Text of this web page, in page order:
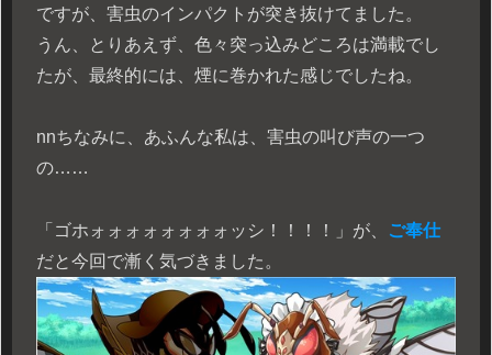
ですが、害虫のインパクトが突き抜けてました。
うん、とりあえず、色々突っ込みどころは満載でし
たが、最終的には、煙に巻かれた感じでしたね。
nnちなみに、あふんな私は、害虫の叫び声の一つ
の……
「ゴホォォォォォォォォッシ！！！！」が、
ご奉仕
だと今回で漸く気づきました。